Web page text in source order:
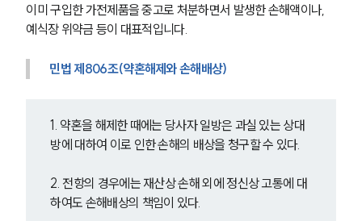
이미 구입한 가전제품을 중고로 처분하면서 발생한 손해액이나,
예식장 위약금 등이 대표적입니다.
민법 제806조(약혼해제와 손해배상)
1. 약혼을 해제한 때에는 당사자 일방은 과실 있는 상대
방에 대하여 이로 인한 손해의 배상을 청구할 수 있다.
2. 전항의 경우에는 재산상 손해 외에 정신상 고통에 대
하여도 손해배상의 책임이 있다.